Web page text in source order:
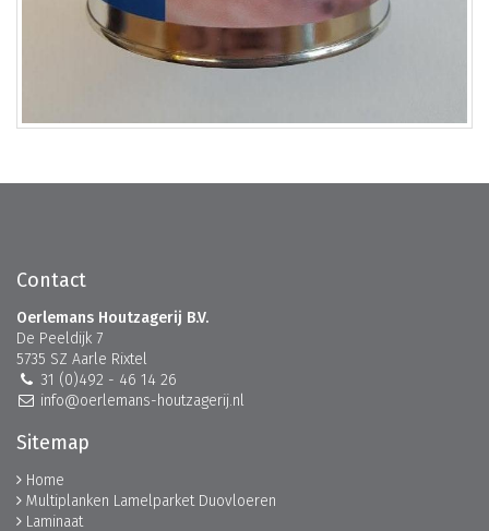
Contact
Oerlemans Houtzagerij B.V.
De Peeldijk 7
5735 SZ Aarle Rixtel
31 (0)492 - 46 14 26
info@oerlemans-houtzagerij.nl
Sitemap
Home
Multiplanken Lamelparket Duovloeren
Laminaat